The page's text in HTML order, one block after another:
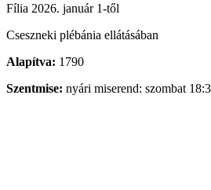
Fília 2026. január 1-től
Cseszneki plébánia ellátásában
Alapítva: 1790
Szentmise: nyári miserend: szombat